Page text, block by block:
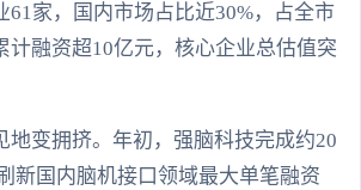
61家，国内市场占比近30%，占全市
计融资超10亿元，核心企业总估值突
地变拥挤。年初，强脑科技完成约20
新国内脑机接口领域最大单笔融资